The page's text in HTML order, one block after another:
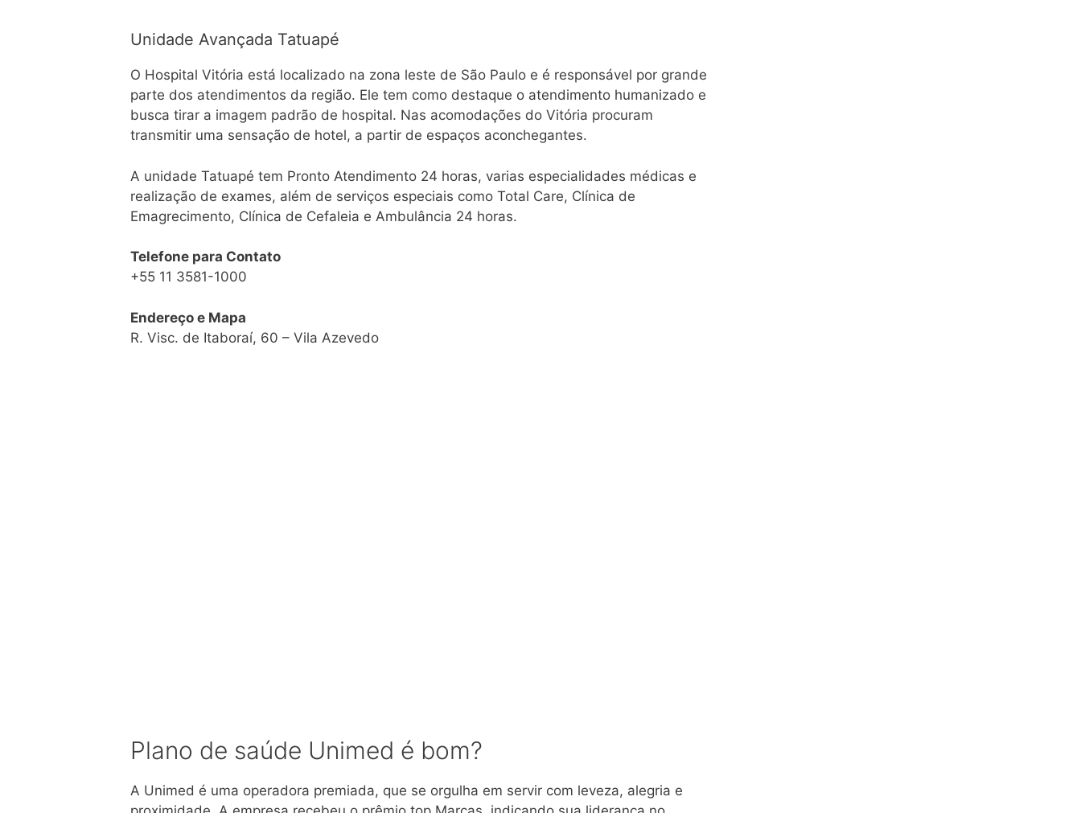
Unidade Avançada Tatuapé
O Hospital Vitória está localizado na zona leste de São Paulo e é responsável por grande
parte dos atendimentos da região. Ele tem como destaque o atendimento humanizado e
busca tirar a imagem padrão de hospital. Nas acomodações do Vitória procuram
transmitir uma sensação de hotel, a partir de espaços aconchegantes.
A unidade Tatuapé tem Pronto Atendimento 24 horas, varias especialidades médicas e
realização de exames, além de serviços especiais como Total Care, Clínica de
Emagrecimento, Clínica de Cefaleia e Ambulância 24 horas.
Telefone para Contato
+55 11 3581-1000
Endereço e Mapa
R. Visc. de Itaboraí, 60 – Vila Azevedo
Plano de saúde Unimed é bom?
A Unimed é uma operadora premiada, que se orgulha em servir com leveza, alegria e